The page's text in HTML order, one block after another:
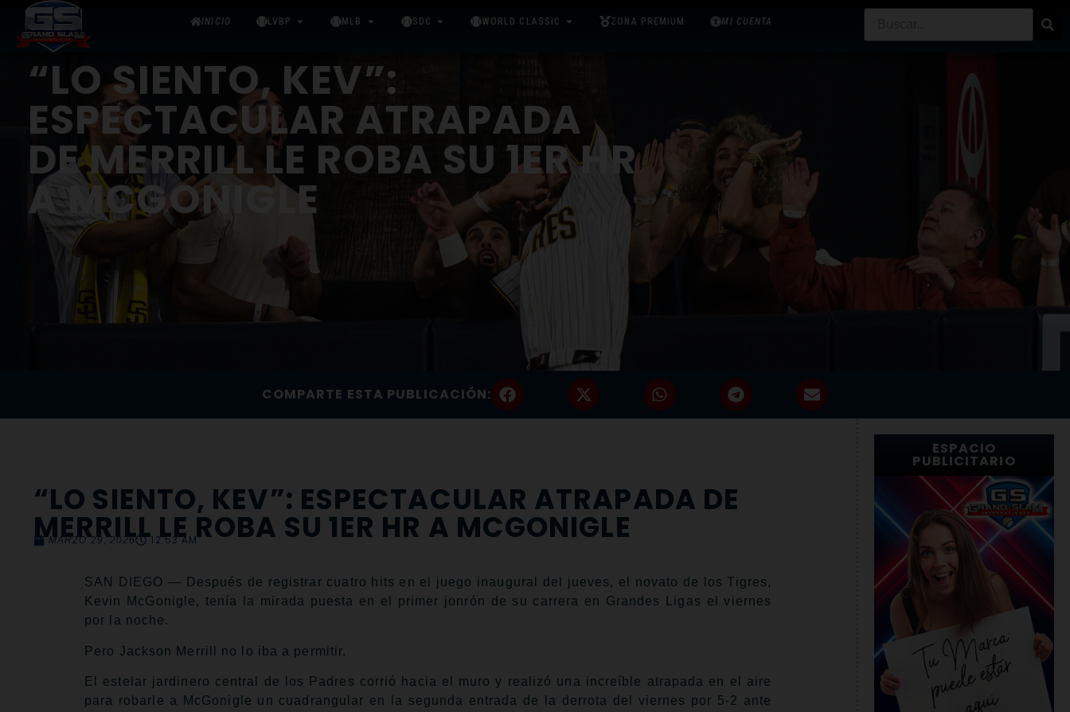
INICIO LVBP MLB SDC WORLD CLASSIC ZONA PREMIUM MI CUENTA
“LO SIENTO, KEV”:
ESPECTACULAR ATRAPADA
DE MERRILL LE ROBA SU 1ER HR
A MCGONIGLE
COMPARTE ESTA PUBLICACIÓN:
“LO SIENTO, KEV”: ESPECTACULAR ATRAPADA DE
MERRILL LE ROBA SU 1ER HR A MCGONIGLE
MARZO 29, 2026 12:53 AM
SAN DIEGO — Después de registrar cuatro hits en el juego inaugural del jueves, el novato de los Tigres,
Kevin McGonigle, tenía la mirada puesta en el primer jonrón de su carrera en Grandes Ligas el viernes
por la noche.
Pero Jackson Merrill no lo iba a permitir.
El estelar jardinero central de los Padres corrió hacia el muro y realizó una increíble atrapada en el aire
para robarle a McGonigle un cuadrangular en la segunda entrada de la derrota del viernes por 5-2 ante
ESPACIO
PUBLICITARIO